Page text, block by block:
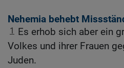
Nehemia behebt
1
Es erhob sich aber ein
Volkes und ihrer Frauen
Juden.